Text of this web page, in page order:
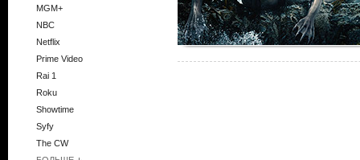
MGM+
NBC
Netflix
Prime Video
Rai 1
Roku
Showtime
Syfy
The CW